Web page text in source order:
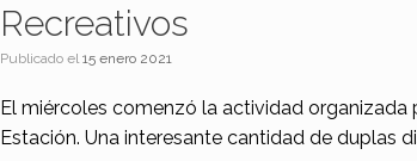
Recreativos
Publicado el15 enero 2021
El miércoles comenzó la actividad organizada
Estación. Una interesante cantidad de duplas